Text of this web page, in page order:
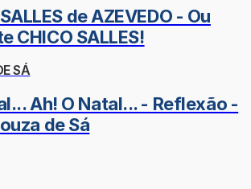
de AZEVEDO - Ou
CHICO SALLES!
SÁ
Ah! O Natal... - Reflexão -
de Sá